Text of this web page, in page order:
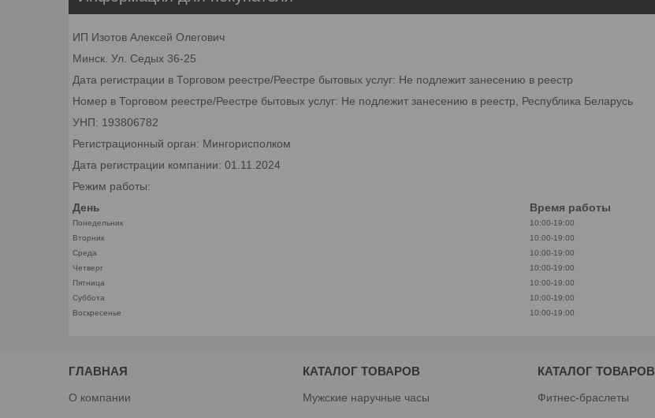
ИП Изотов Алексей Олегович
Минск. Ул. Седых 36-25
Дата регистрации в Торговом реестре/Реестре бытовых услуг: Не подлежит занесению в реестр
Номер в Торговом реестре/Реестре бытовых услуг: Не подлежит занесению в реестр, Республика Беларусь
УНП: 193806782
Регистрационный орган: Мингорисполком
Дата регистрации компании: 01.11.2024
Режим работы:
День
Время работы
Понедельник
10:00-19:00
Вторник
10:00-19:00
Среда
10:00-19:00
Четверг
10:00-19:00
Пятница
10:00-19:00
Суббота
10:00-19:00
Воскресенье
10:00-19:00
ГЛАВНАЯ
О компании
КАТАЛОГ ТОВАРОВ
Мужские наручные часы
КАТАЛОГ ТОВАРОВ
Фитнес-браслеты